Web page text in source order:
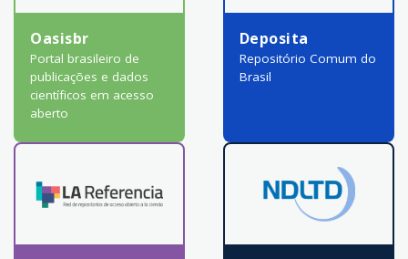
Oasisbr
Portal brasileiro de
publicações e dados
científicos em acesso
aberto
Deposita
Repositório Comum do
Brasil